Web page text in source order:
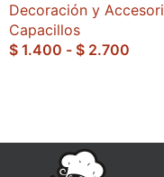
Decoración y
Capacillos
$ 1.400 - $ 2.700